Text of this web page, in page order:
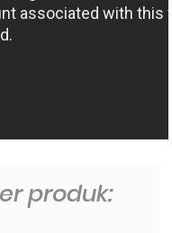
produk: